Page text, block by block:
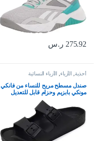
275.92 ر.س
أحذية الأزياء الأزياء النسائية
صندل مسطح مريح للنساء من فانكي
مونكي بابزيم وحزام قابل للتعديل